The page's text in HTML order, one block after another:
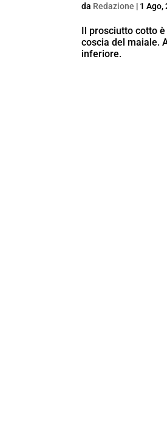
da Redazione | 1 Ago,
Il prosciutto cotto
coscia del maiale.
inferiore.